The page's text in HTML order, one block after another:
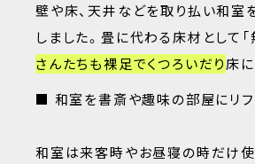
壁や床、天井などを取り払い和室
しました。畳に代わる床材として
さんたちも裸足でくつろいだり床
■ 和室を書斎や趣味の部屋にリフ
和室は来客時やお昼寝の時だけ使